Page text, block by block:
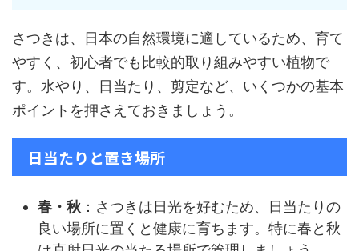
さつきは、日本の自然環境に適しているため、育て
やすく、初心者でも比較的取り組みやすい植物で
す。水やり、日当たり、剪定など、いくつかの基本
ポイントを押さえておきましょう。
日当たりと置き場所
春・秋 ：さつきは日光を好むため、日当たりの
良い場所に置くと健康に育ちます。特に春と秋